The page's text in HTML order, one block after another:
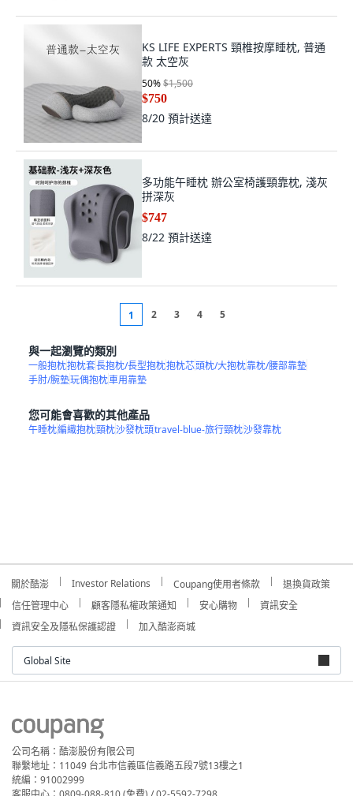
KS LIFE EXPERTS 頸椎按摩睡枕, 普通
款 太空灰
50%$1,500
$750
8/20 預計送達
多功能午睡枕 辦公室椅護頸靠枕, 淺灰
拼深灰
$747
8/22 預計送達
1 2 3 4 5
與一起瀏覽的類別
一般抱枕抱枕套長抱枕/長型抱枕抱枕芯頭枕/大抱枕靠枕/腰部靠墊
手肘/腕墊玩偶抱枕車用靠墊
您可能會喜歡的其他產品
午睡枕編織抱枕頸枕沙發枕頭travel-blue-旅行頸枕沙發靠枕
關於酷澎 Investor Relations Coupang使用者條款
退換貨政策
信任管理中心
顧客隱私權政策通知 安心購物
資訊安全
資訊安全及隱私保護認證
加入酷澎商城
Global Site
公司名稱：酷澎股份有限公司
聯繫地址：11049 台北市信義區信義路五段7號13樓之1
統編：91002999
客服中心：0809-088-810 (免費) / 02-5592-7298